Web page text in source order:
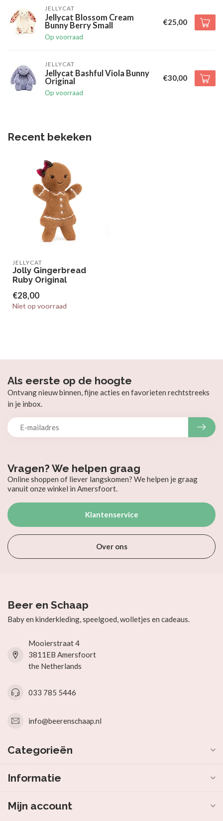
JELLYCAT
Jellycat Blossom Cream
Bunny Berry Small
Op voorraad
€25,00
JELLYCAT
Jellycat Bashful Viola Bunny
Original
Op voorraad
€30,00
Recent bekeken
JELLYCAT
Jolly Gingerbread
Ruby Original
€28,00
Niet op voorraad
Vragen? We helpen graag
Online shoppen of liever langskomen? We helpen je graag
vanuit onze winkel in Amersfoort.
Klantenservice
Over ons
Als eerste op de hoogte
Ontvang nieuw binnen, fijne acties en favorieten rechtstreeks
in je inbox.
Beer en Schaap
Baby en kinderkleding, speelgoed, wolletjes en cadeaus.
Mooierstraat 4
3811EB Amersfoort
the Netherlands
033 785 5446
info@beerenschaap.nl
Categorieën
Informatie
Mijn account